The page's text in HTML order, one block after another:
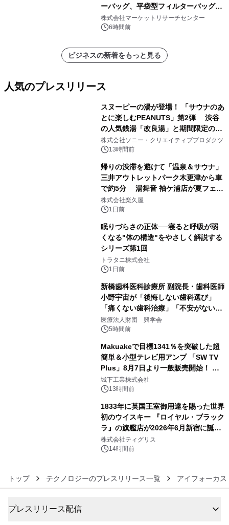
ーバッグ、平袋型フィルターバッグ、
プリーツフィルターバッグ、その
他）・分析レポートを発表
株式会社マーケットリサーチセンター
6時間前
ビジネスの新着をもっと見る
人気のプレスリリース
スヌーピーの湯が登場！ 「サウナのあ
とに楽しむPEANUTS」第2弾 渋谷
の人気銭湯「改良湯」と期間限定のコ
ラボレーション サウナイキタイコラ
ボグッズも発売決定！
株式会社ソニー・クリエイティブプロダクツ
13時間前
帰りの渋滞を避けて「温泉＆サウナ」
三井アウトレットパーク木更津から車
で約5分 湯舞音 袖ケ浦店が夏フェア
メニューを提供
株式会社楽久屋
1日前
眠りづらさの正体──寝ると呼吸が弱
くなる"体の構造"をやさしく解説する
シリーズ第1回
トラタニ株式会社
1日前
新橋歯科医科診療所 副院長・歯科医師
小野宇宙が「後悔しない歯科選び」
「痛くない歯科治療」「不安がない治
療計画」をテーマに専門監修
医療法人財団 興学会
5時間前
Makuakeで目標1341％を突破した超
簡単＆小型テレビ用アンプ 「SW TV
Plus」8月7日より一般販売開始！ ケ
ーブル1本つなぐだけ、テレビの音が
ぐっと豊かに
城下工業株式会社
13時間前
1833年に英国王室御用達を賜った世界
初のウイスキー 『ロイヤル・ブラック
ラ』の旗艦店が2026年6月新宿に誕
生 バカルディ ジャパンと連携した
没入型バー「BAR Arca」
株式会社ティグリス
14時間前
トップ テクノロジーのプレスリリース一覧 アイフォーカ
プレスリリース配信